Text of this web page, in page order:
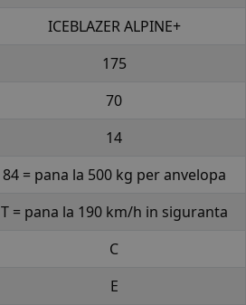
ICEBLAZER ALPINE+
175
70
14
84 = pana la 500 kg per anvelopa
T = pana la 190 km/h in siguranta
C
E